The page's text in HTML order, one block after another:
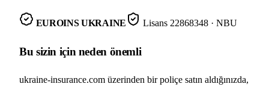
EUROINS UKRAINE Lisans 22868348· NBU
Bu sizin için neden önemli
ukraine-insurance.com üzerinden bir poliçe satın aldığınızda,